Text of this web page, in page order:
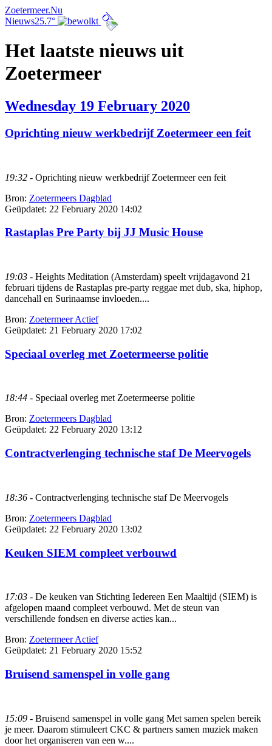
Zoetermeer.Nu
Nieuws25.7°
Het laatste nieuws uit
Zoetermeer
Wednesday 19 February 2020
Oprichting nieuw werkbedrijf Zoetermeer een feit
19:32 - Oprichting nieuw werkbedrijf Zoetermeer een feit
Bron: Zoetermeers Dagblad
Geüpdatet: 22 February 2020 14:02
Rastaplas Pre Party bij JJ Music House
19:03 - Heights Meditation (Amsterdam) speelt vrijdagavond 21
februari tijdens de Rastaplas pre-party reggae met dub, ska, hiphop,
dancehall en Surinaamse invloeden....
Bron: Zoetermeer Actief
Geüpdatet: 21 February 2020 17:02
Speciaal overleg met Zoetermeerse politie
18:44 - Speciaal overleg met Zoetermeerse politie
Bron: Zoetermeers Dagblad
Geüpdatet: 22 February 2020 13:12
Contractverlenging technische staf De Meervogels
18:36 - Contractverlenging technische staf De Meervogels
Bron: Zoetermeers Dagblad
Geüpdatet: 22 February 2020 13:02
Keuken SIEM compleet verbouwd
17:03 - De keuken van Stichting Iedereen Een Maaltijd (SIEM) is
afgelopen maand compleet verbouwd. Met de steun van
verschillende fondsen en diverse acties kan...
Bron: Zoetermeer Actief
Geüpdatet: 21 February 2020 15:52
Bruisend samenspel in volle gang
15:09 - Bruisend samenspel in volle gang Met samen spelen bereik
je meer. Daarom stimuleert CKC & partners samen muziek maken
door het organiseren van een w....